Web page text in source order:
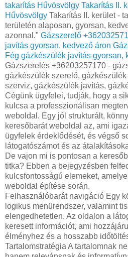
takarítás Hűvösvölgy Takarítás II.
Hűvösvölgy Takarítás II. kerület -
területén alaposan, gyorsan,
azonnal." Gázszerelő
javítás gyorsan, kedvező áron
Fég gázkészülék javítás gyorsan,
Gázszerelés +36203257170 -
gázkészülék szerelő,
szerviz, gázkészülék javítás,
Cégünk ügyfelei, tudják, hogy a
kulcsa a professzionálisan
weboldal. Egy jól strukturált,
keresőbarát weboldal az, ami
ügyfelek érdeklődését, és végső
látogatószámot és az
De vajon mi is pontosan a
titka? Ebben a bejegyzésben
kulcsfontosságú elemeket,
weboldal építése során.
Felhasználóbarát navigáció Egy
logikus menürendszer, valamint
elengedhetetlen. Az oldalon a
keresett információt, ami
élményhez és a hosszabb
Tartalomstratégia A tartalomnak